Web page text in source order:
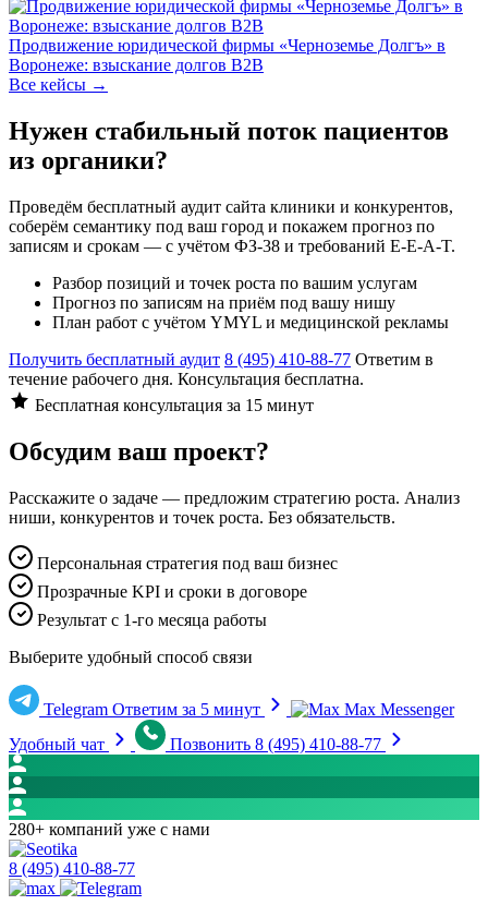
Продвижение юридической фирмы «Черноземье Долгъ» в
Воронеже: взыскание долгов B2B
Все кейсы →
Нужен стабильный поток пациентов
из органики?
Проведём бесплатный аудит сайта клиники и конкурентов,
соберём семантику под ваш город и покажем прогноз по
записям и срокам — с учётом ФЗ-38 и требований E-E-A-T.
Разбор позиций и точек роста по вашим услугам
Прогноз по записям на приём под вашу нишу
План работ с учётом YMYL и медицинской рекламы
Получить бесплатный аудит 8 (495) 410-88-77 Ответим в
течение рабочего дня. Консультация бесплатна.
Бесплатная консультация за 15 минут
Обсудим ваш проект?
Расскажите о задаче — предложим стратегию роста. Анализ
ниши, конкурентов и точек роста. Без обязательств.
Персональная стратегия под ваш бизнес
Прозрачные KPI и сроки в договоре
Результат с 1-го месяца работы
Выберите удобный способ связи
Telegram Ответим за 5 минут
Max Messenger
Удобный чат
Позвонить 8 (495) 410-88-77
280+ компаний уже с нами
8 (495) 410-88-77